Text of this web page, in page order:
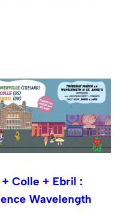
Colle + Ebril :
Wavelength